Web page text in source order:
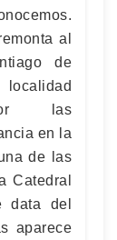
al
de
las
en la
de las
Catedral
data del
aparece